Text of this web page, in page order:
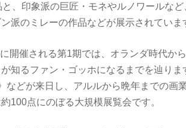
、印象派の巨匠・モネやルノワールな
派のミレーの作品などが展示されていま
開催される第1期では、オランダ時代か
知るファン・ゴッホになるまでを辿りま
などが来日し、アルルから晩年までの画
100点にのぼる大規模展覧会です。